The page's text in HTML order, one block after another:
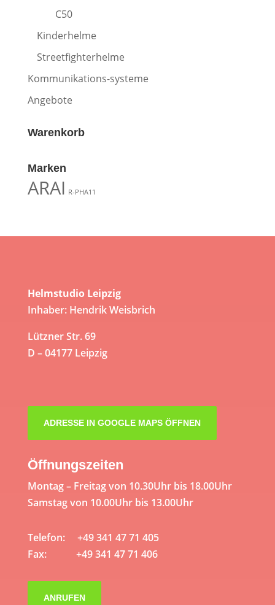
C50
Kinderhelme
Streetfighterhelme
Kommunikations-systeme
Angebote
Warenkorb
Marken
ARAI R-PHA11
Helmstudio Leipzig
Inhaber: Hendrik Weisbrich
Lützner Str. 69
D – 04177 Leipzig
ADRESSE IN GOOGLE MAPS ÖFFNEN
Öffnungszeiten
Montag – Freitag von 10.30Uhr bis 18.00Uhr
Samstag von 10.00Uhr bis 13.00Uhr
Telefon: +49 341 47 71 405
Fax: +49 341 47 71 406
ANRUFEN